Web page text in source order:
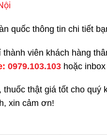
quốc thông tin chi tiết
viên khách hàng
0979.103.103 hoặc
thuốc thật giá tốt cho
xin cảm ơn!